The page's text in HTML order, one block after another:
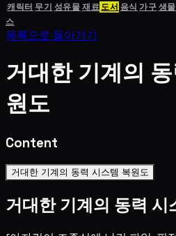
캐릭터 무기 성유물재료도서 음식 가구생물
스
목록으로 돌아가기
거대한 기계의
원도
Content
거대한 기계의 동력 시스템 복원도
거대한 기계의 동력 시